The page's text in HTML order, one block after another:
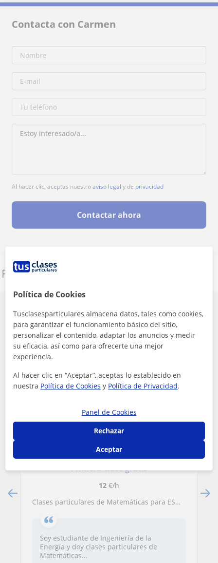
Contacta con Carmen
Al hacer clic, aceptas nuestroaviso legal y de privacidad
Contactar ahora
Denunciar este perfil
Otros profesores en Málaga que pueden
interesarte
Miguel
Primera clase gratis
12€/h
Clases particulares de Matemáticas para ESO y Bachillerato, adaptadas a cada alumno
Soy estudiante de Ingeniería de la
Energía y doy clases particulares de
Matemáticas...
Política de Cookies
Tusclasesparticulares almacena datos, tales como cookies,
para garantizar el funcionamiento básico del sitio,
personalizar el contenido, adaptar los anuncios y medir
su eficacia, así como para ofrecerte una mejor
experiencia.
Al hacer clic en “Aceptar”, aceptas lo establecido en
nuestra Política de Cookies y Política de Privacidad.
Panel de Cookies
Rechazar
Aceptar